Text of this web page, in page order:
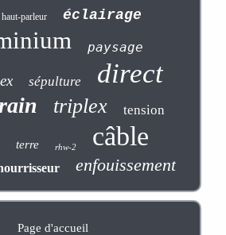
haut-parleur éclairage
paysage
sépulture direct
triplex tension
terre rhw-2 câble
enfouissement
Page d'accueil